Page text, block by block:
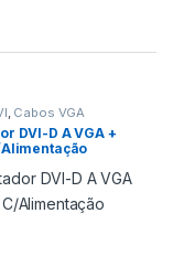
Cabos VGA
DVI-D A VGA +